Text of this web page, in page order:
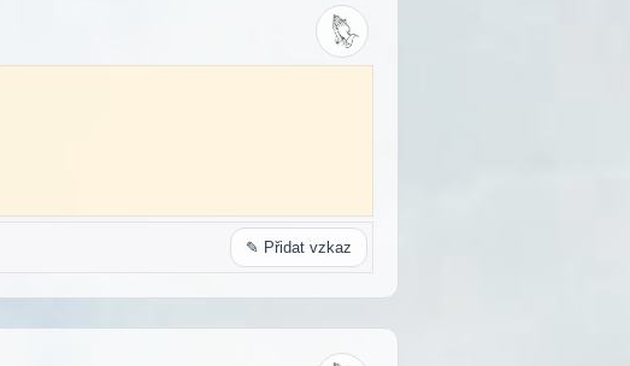
✎ Přidat vzkaz